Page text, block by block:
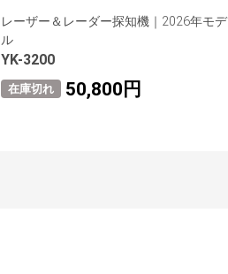
レーザー＆レーダー探知機｜2026年モデ
ル
YK-3200
在庫切れ 50,800円